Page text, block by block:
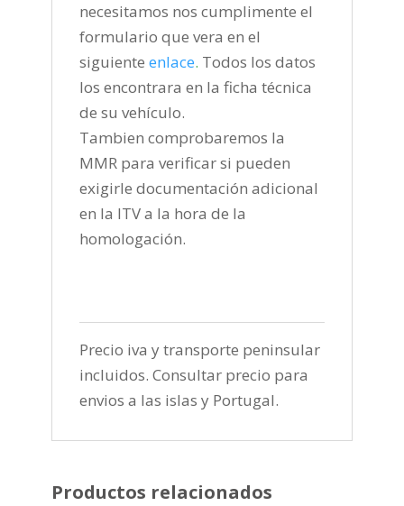
necesitamos nos cumplimente el
formulario que vera en el
siguiente enlace. Todos los datos
los encontrara en la ficha técnica
de su vehículo.
Tambien comprobaremos la
MMR para verificar si pueden
exigirle documentación adicional
en la ITV a la hora de la
homologación.
Precio iva y transporte peninsular
incluidos. Consultar precio para
envios a las islas y Portugal.
Productos relacionados